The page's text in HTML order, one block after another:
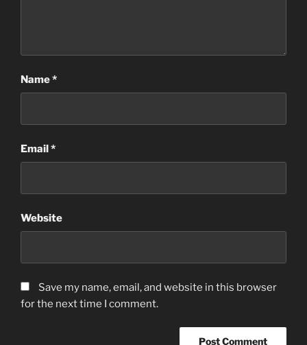
Name*
Email*
Website
Save my name, email, and website in this browser
for the next time I comment.